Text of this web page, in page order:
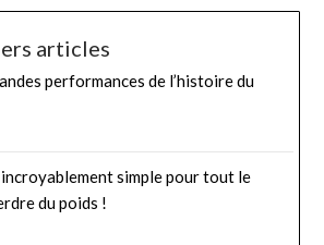
articles
performances de l’histoire du
simple pour tout le
du poids !